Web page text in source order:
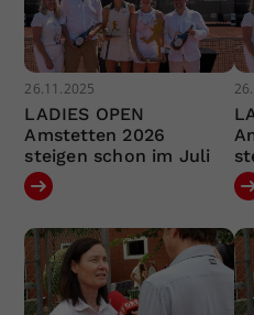
26.11.2025
LADIES OPEN
Amstetten 2026
steigen schon im Juli